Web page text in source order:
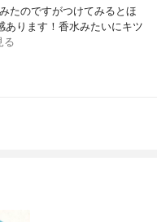
たのですがつけてみるとほ
あります！香水みたいにキツ
る